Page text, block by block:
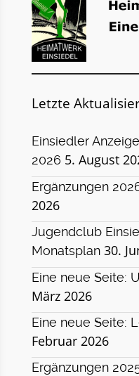
Letzte
Einsiedler
2026 5. August
Ergänzungen
2026
Jugendclub
Monatsplan 30.
Eine neue Seite:
März 2026
Eine neue Seite:
Februar 2026
Ergänzungen